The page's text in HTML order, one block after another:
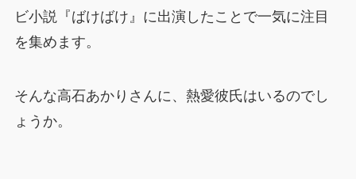
ビ小説『ばけばけ』に出演したことで一気に注目
を集めます。
そんな高石あかりさんに、熱愛彼氏はいるのでし
ょうか。